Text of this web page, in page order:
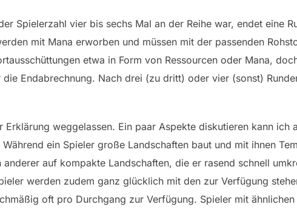
Spielerzahl vier bis sechs Mal an der Reihe war, endet eine
mit Mana erworben und müssen mit der passenden
etwa in Form von Ressourcen oder Mana,
Endabrechnung. Nach drei (zu dritt) oder vier (sonst)
Erklärung weggelassen. Ein paar Aspekte diskutieren kann ich
ein Spieler große Landschaften baut und mit ihnen
auf kompakte Landschaften, die er rasend schnell
werden zudem ganz glücklich mit den zur Verfügung
oft pro Durchgang zur Verfügung. Spieler mit